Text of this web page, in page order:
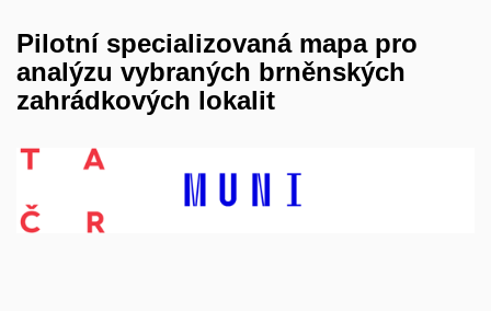
Pilotní specializovaná mapa pro
analýzu vybraných brněnských
zahrádkových lokalit